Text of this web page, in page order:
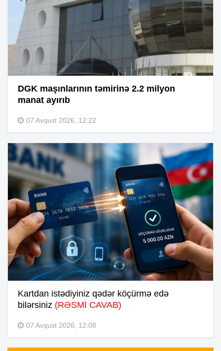
DGK maşınlarının təmirinə 2.2 milyon
manat ayırıb
07 Avqust 2026, 12:22
Kartdan istədiyiniz qədər köçürmə edə
bilərsiniz (RƏSMİ CAVAB)
07 Avqust 2026, 12:08